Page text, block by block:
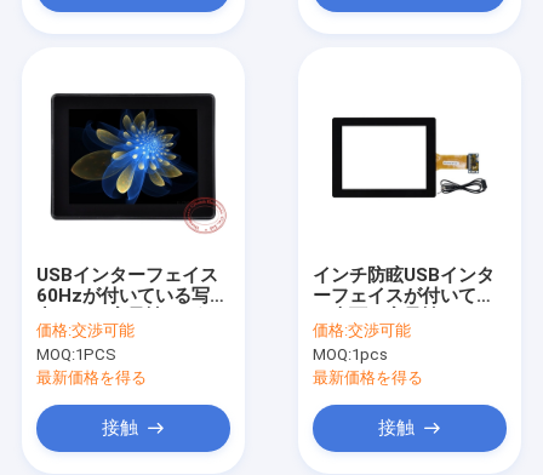
USBインターフェイス
60Hzが付いている写し
ント多タッチ画面
価格:交渉可能
MOQ:1PCS
最新価格を得る
接触
インチ防眩USBインタ
ーフェイスが付いてい
のタッチ画面のモニタ
ー10.4
価格:交渉可能
MOQ:1pcs
最新価格を得る
接触